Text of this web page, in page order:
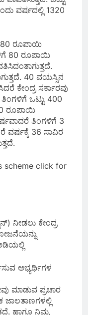
ವರ್ಷದಲ್ಲಿ 1320
80 ರೂಪಾಯಿ
80 ರೂಪಾಯಿ
40 ವಯಸ್ಸಿನ
ಕೇಂದ್ರ ಸರ್ಕಾರವು
ಒಟ್ಟು 400
ರೂಪಾಯಿ
ತಿಂಗಳಿಗೆ 3
36 ಸಾವಿರ
scheme click for
ನೀಡಲು ಕೇಂದ್ರ
ಅಭ್ಯರ್ಥಿಗಳ
ಮಾಡುವ ಪ್ರಚಾರ
ಜಾಲತಾಣಗಳಲ್ಲಿ
ಹಾಗೂ ನಿಮ್ಮ